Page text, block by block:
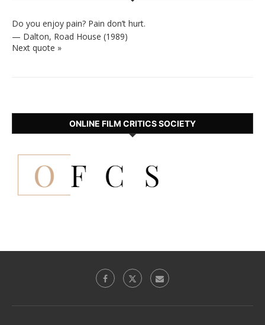
Do you enjoy pain? Pain don’t hurt.
— Dalton, Road House (1989)
Next quote »
ONLINE FILM CRITICS SOCIETY